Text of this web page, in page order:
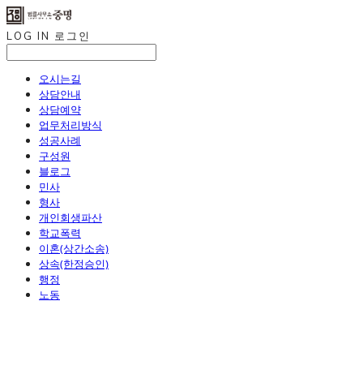
LOG IN 로그인
오시는길
상담안내
상담예약
업무처리방식
성공사례
구성원
블로그
민사
형사
개인회생파산
학교폭력
이혼(상간소송)
상속(한정승인)
행정
노동